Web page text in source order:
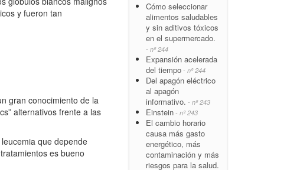
y fueron tan
gran conocimiento de la
alternativos frente a las
que depende
es bueno
Cómo seleccionar
alimentos saludables
y sin aditivos tóxicos
en el supermercado.
- nº 244
Expansión acelerada
del tiempo - nº 244
Del apagón eléctrico
al apagón
informativo. - nº 243
Einstein - nº 243
El cambio horario
causa más gasto
energético, más
contaminación y más
riesgos para la salud.